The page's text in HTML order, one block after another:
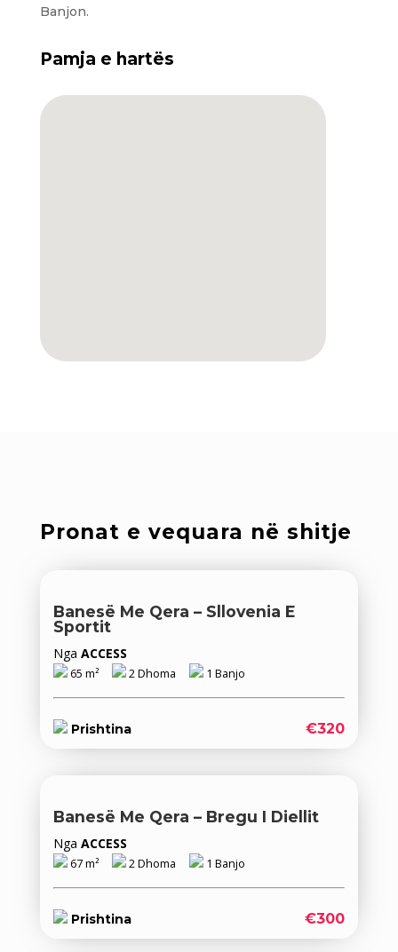
Banjon.
Pamja e hartës
Pronat e vequara në shitje
Banesë Me Qera – Sllovenia E
Sportit
Nga ACCESS
65 m² 2 Dhoma 1 Banjo
Prishtina €320
Banesë Me Qera – Bregu I Diellit
Nga ACCESS
67 m² 2 Dhoma 1 Banjo
Prishtina €300